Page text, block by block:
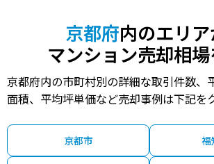
京都府内のエリ
マンション売却相
京都府内の市町村別の詳細な取引件数、
面積、平均坪単価など売却事例は下記を
京都市 福